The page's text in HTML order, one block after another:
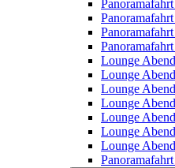
Lounge
Lounge
Lounge
Lounge
Lounge
Lounge
Lounge